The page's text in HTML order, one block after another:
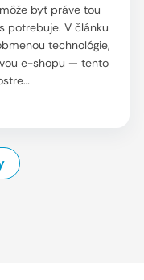
byť práve tou
potrebuje. V článku
technológie,
e-shopu — tento